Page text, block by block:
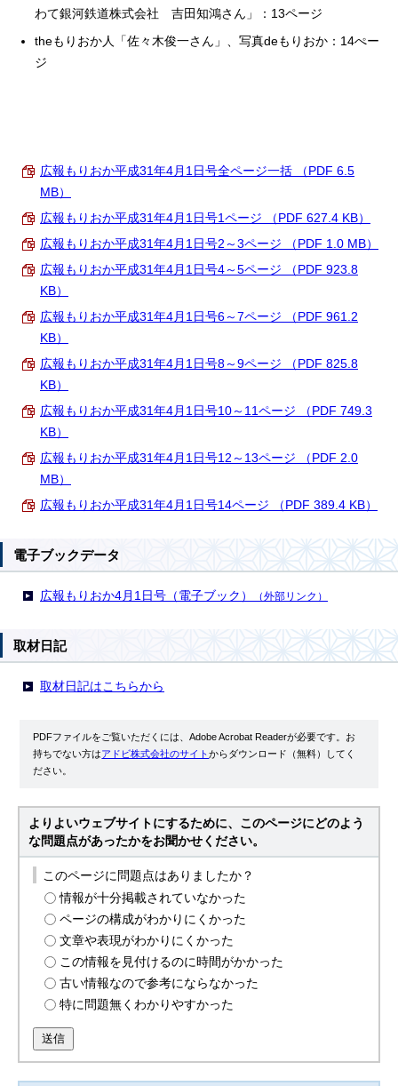
わて銀河鉄道株式会社 吉田知鴻さん」：13ページ
theもりおか人「佐々木俊一さん」、写真deもりおか：14ぺー
ジ
広報もりおか平成31年4月1日号全ページ一括 （PDF 6.5
MB）
広報もりおか平成31年4月1日号1ページ （PDF 627.4 KB）
広報もりおか平成31年4月1日号2～3ページ （PDF 1.0 MB）
広報もりおか平成31年4月1日号4～5ページ （PDF 923.8
KB）
広報もりおか平成31年4月1日号6～7ページ （PDF 961.2
KB）
広報もりおか平成31年4月1日号8～9ページ （PDF 825.8
KB）
広報もりおか平成31年4月1日号10～11ページ （PDF 749.3
KB）
広報もりおか平成31年4月1日号12～13ページ （PDF 2.0
MB）
広報もりおか平成31年4月1日号14ページ （PDF 389.4 KB）
電子ブックデータ
広報もりおか4月1日号（電子ブック） （外部リンク）
取材日記
取材日記はこちらから
PDFファイルをご覧いただくには、Adobe Acrobat Readerが必要です。お
持ちでない方はアドビ株式会社のサイトからダウンロード（無料）してく
ださい。
よりよいウェブサイトにするために、このページにどのよう
な問題点があったかをお聞かせください。
このページに問題点はありましたか？
情報が十分掲載されていなかった
ページの構成がわかりにくかった
文章や表現がわかりにくかった
この情報を見付けるのに時間がかかった
古い情報なので参考にならなかった
特に問題無くわかりやすかった
送信